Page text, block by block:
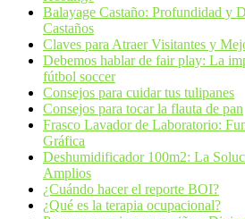
Balayage Castaño: Profundidad y
Castaños
Claves para Atraer Visitantes y
Debemos hablar de fair play: La
fútbol soccer
Consejos para cuidar tus tulipanes
Consejos para tocar la flauta de pan
Frasco Lavador de Laboratorio:
Gráfica
Deshumidificador 100m2: La
Amplios
¿Cuándo hacer el reporte BOI?
¿Qué es la terapia ocupacional?